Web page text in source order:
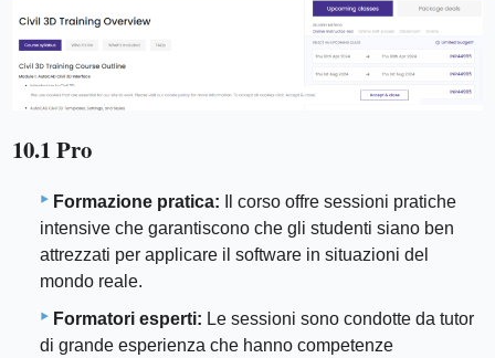
10.1 Pro
Formazione pratica: Il corso offre sessioni pratiche
intensive che garantiscono che gli studenti siano ben
attrezzati per applicare il software in situazioni del
mondo reale.
Formatori esperti: Le sessioni sono condotte da tutor
di grande esperienza che hanno competenze